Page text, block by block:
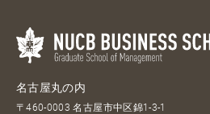
名古屋丸の内
〒460-0003 名古屋市中区錦1-3-1